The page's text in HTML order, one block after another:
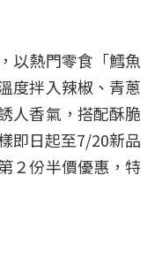
以熱門零食「鱈魚
度拌入辣椒、青蔥
人香氣，搭配酥脆
即日起至7/20新品
２份半價優惠，特